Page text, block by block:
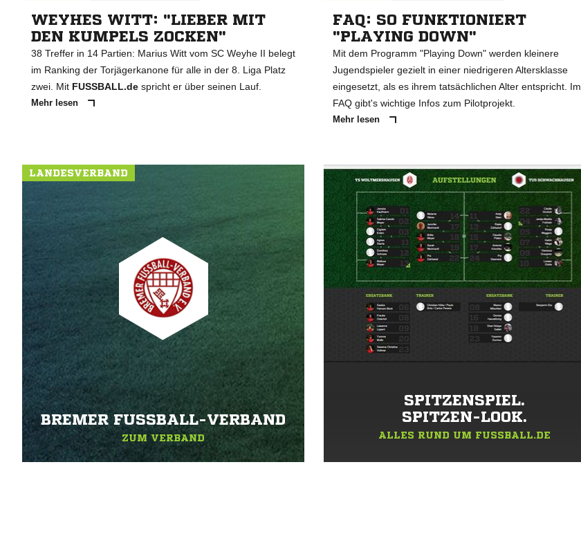
WEYHES WITT: "LIEBER MIT
DEN KUMPELS ZOCKEN"
38 Treffer in 14 Partien: Marius Witt vom SC Weyhe II belegt
im Ranking der Torjägerkanone für alle in der 8. Liga Platz
zwei. Mit FUSSBALL.de spricht er über seinen Lauf.
Mehr lesen
FAQ: SO FUNKTIONIERT
"PLAYING DOWN"
Mit dem Programm "Playing Down" werden kleinere
Jugendspieler gezielt in einer niedrigeren Altersklasse
eingesetzt, als es ihrem tatsächlichen Alter entspricht. Im
FAQ gibt's wichtige Infos zum Pilotprojekt.
Mehr lesen
LANDESVERBAND
BREMER FUSSBALL-VERBAND
ZUM VERBAND
SPITZENSPIEL.
SPITZEN-LOOK.
ALLES RUND UM FUSSBALL.DE